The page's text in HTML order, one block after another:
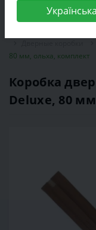
80 мм, ольха, комплект
Коробка
Deluxe, 80
Українська